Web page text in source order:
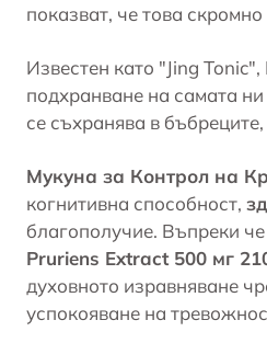
показват, че това
Известен като "Jing
подхранване на самата
се съхранява в
Мукуна за Контрол на
когнитивна способност,
благополучие. Въпреки
Pruriens Extract 500 мг
духовното изравняване
успокояване на